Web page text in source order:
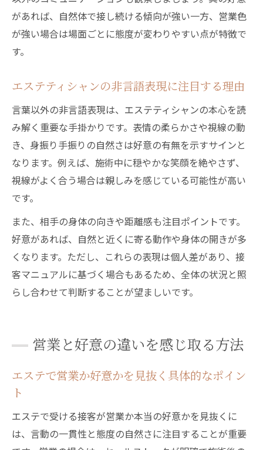
があれば、自然体で接し続ける傾向が強い一方、営業色
が強い場合は場面ごとに態度が変わりやすい点が特徴で
す。
エステティシャンの非言語表現に注目する理由
言葉以外の非言語表現は、エステティシャンの本心を読
み解く重要な手掛かりです。表情の柔らかさや視線の動
き、身振り手振りの自然さは好意の有無を示すサインと
なります。例えば、施術中に穏やかな笑顔を絶やさず、
視線がよく合う場合は親しみを感じている可能性が高い
です。
また、相手の身体の向きや距離感も注目ポイントです。
好意があれば、自然と近くに寄る動作や身体の開きが多
くなります。ただし、これらの表現は個人差があり、接
客マニュアルに基づく場合もあるため、全体の状況と照
らし合わせて判断することが望ましいです。
営業と好意の違いを感じ取る方法
エステで営業か好意かを見抜く具体的なポイン
ト
エステで受ける接客が営業か本当の好意かを見抜くに
は、言動の一貫性と態度の自然さに注目することが重要